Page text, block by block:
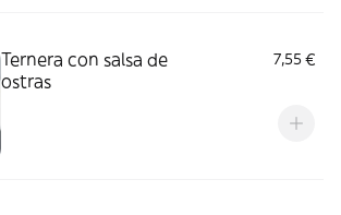
Ternera con salsa de
ostras
7,55 €